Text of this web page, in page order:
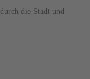
die Stadt und